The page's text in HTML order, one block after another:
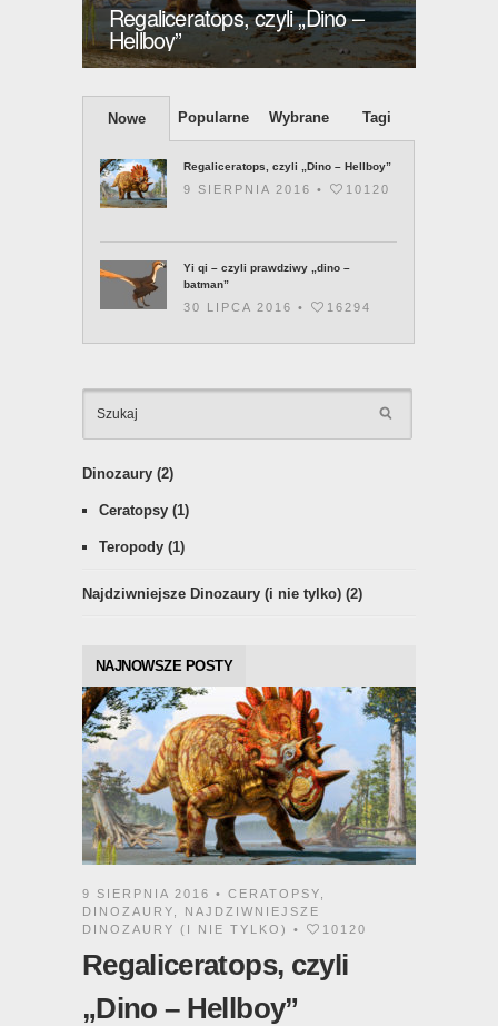
Regaliceratops, czyli „Dino –
Hellboy”
Nowe Popularne Wybrane Tagi
Regaliceratops, czyli „Dino – Hellboy”
9 SIERPNIA 2016 • 10120
Yi qi – czyli prawdziwy „dino –
batman”
30 LIPCA 2016 • 16294
Dinozaury (2)
Ceratopsy (1)
Teropody (1)
Najdziwniejsze Dinozaury (i nie tylko) (2)
NAJNOWSZE POSTY
9 SIERPNIA 2016 • CERATOPSY
DINOZAURY
NAJDZIWNIEJSZE
DINOZAURY (I NIE TYLKO)
• 10120
Regaliceratops, czyli
„Dino – Hellboy”